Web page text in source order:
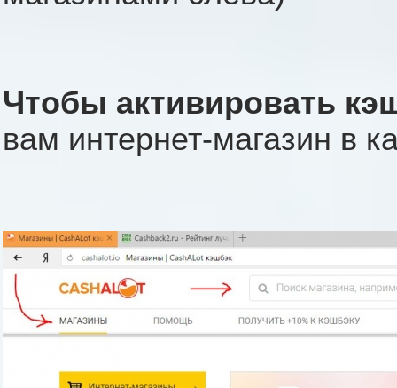
Чтобы активировать
вам интернет-магазин в